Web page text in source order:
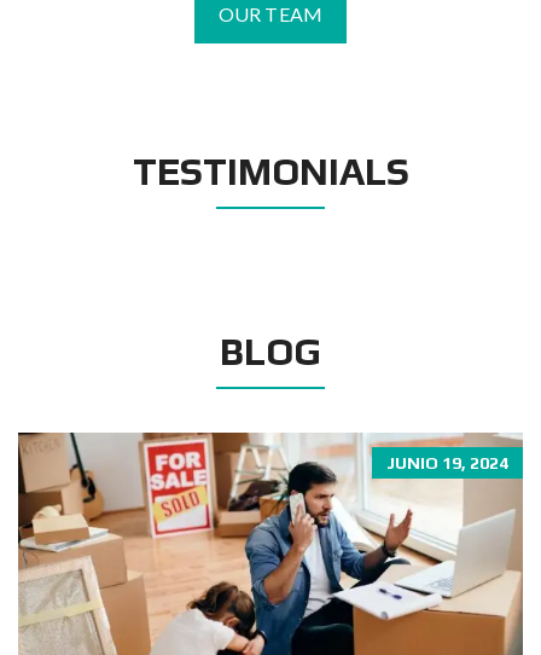
OUR TEAM
TESTIMONIALS
BLOG
JUNIO 19, 2024